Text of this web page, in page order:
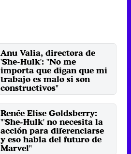
Anu Valia, directora de
'She-Hulk': "No me
importa que digan que mi
trabajo es malo si son
constructivos"
cinco, seis y siete de la ficción
protagonizada por ...
Jueves 6 Octubre 2022 13:19
Renée Elise Goldsberry:
"'She-Hulk' no necesita la
acción para diferenciarse
y eso habla del futuro de
Marvel"